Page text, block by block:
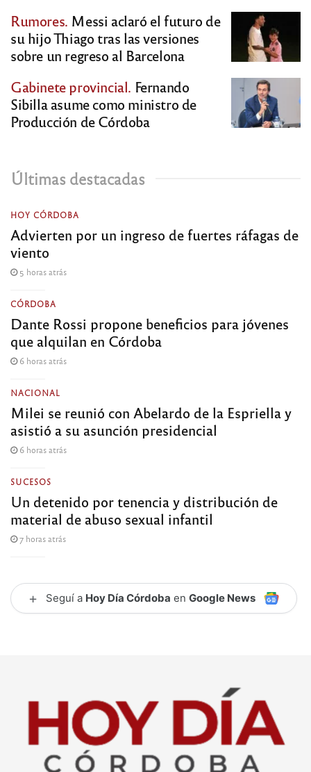
Rumores. Messi aclaró el futuro de
su hijo Thiago tras las versiones
sobre un regreso al Barcelona
Gabinete provincial. Fernando
Sibilla asume como ministro de
Producción de Córdoba
Últimas destacadas
HOY CÓRDOBA
Advierten por un ingreso de fuertes ráfagas de
viento
5 horas atrás
CÓRDOBA
Dante Rossi propone beneficios para jóvenes
que alquilan en Córdoba
6 horas atrás
NACIONAL
Milei se reunió con Abelardo de la Espriella y
asistió a su asunción presidencial
6 horas atrás
SUCESOS
Un detenido por tenencia y distribución de
material de abuso sexual infantil
7 horas atrás
+ Seguí a Hoy Día Córdoba en Google News